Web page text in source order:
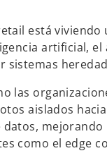
está
artificial,
sistemas
las
aislados
como el edge